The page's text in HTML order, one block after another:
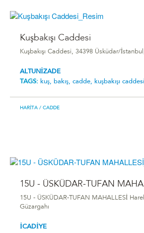
Kuşbakışı Caddesi
Kuşbakışı Caddesi, 34398 Üsküdar/
ALTUNİZADE
TAGS: kuş, bakış, cadde, kuşbakışı
HARITA / CADDE
15U - ÜSKÜDAR-TUFAN
15U - ÜSKÜDAR-TUFAN MAHALLESİ
Güzargahı
İCADİYE